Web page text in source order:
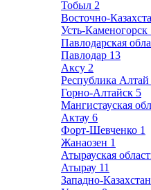
Тобыл 2
Восточно-
Усть-Каменогорск
Павлодарская
Павлодар 13
Аксу 2
Республика Алтай
Горно-Алтайск 5
Мангистауская
Актау 6
Форт-Шевченко 1
Жанаозен 1
Атырауская
Атырау 11
Западно-